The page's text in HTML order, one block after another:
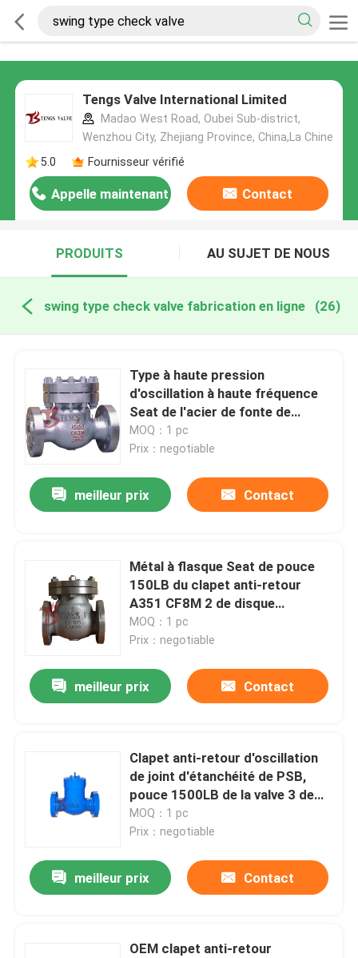
Tengs Valve International Limited
Madao West Road, Oubei Sub-district,
Wenzhou City, Zhejiang Province, China,La Chine
5.0
Fournisseur vérifié
Appelle maintenant Contact
PRODUITS AU SUJET DE NOUS
swing type check valve fabrication en ligne (26)
Type à haute pression
d'oscillation à haute fréquence
Seat de l'acier de fonte de
clapet anti-retour 1500LB avec
la couverture boulonnée
MOQ：1 pc
Prix：negotiable
meilleur prix Contact
Métal à flasque Seat de pouce
150LB du clapet anti-retour
A351 CF8M 2 de disque
d'oscillation au calibre
MOQ：1 pc
Prix：negotiable
meilleur prix Contact
Clapet anti-retour d'oscillation
de joint d'étanchéité de PSB,
pouce 1500LB de la valve 3 de
retour d'oscillation de WCB non
MOQ：1 pc
Prix：negotiable
meilleur prix Contact
OEM clapet anti-retour